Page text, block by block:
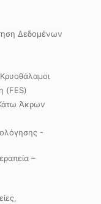
Δεδομένων
(FES)
Άκρων
-
–